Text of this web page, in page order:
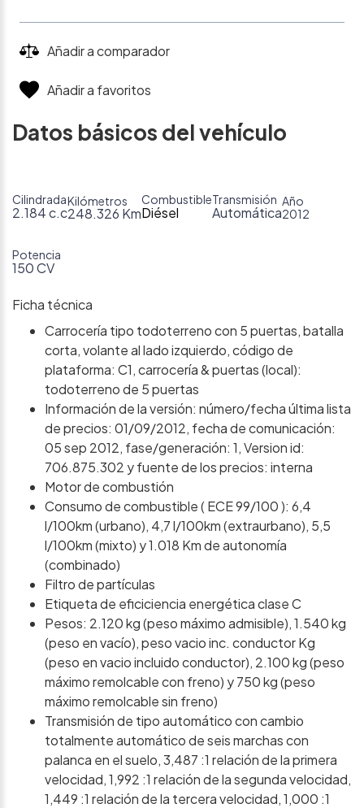
Añadir a comparador
Añadir a favoritos
Datos básicos del vehículo
Cilindrada
2.184 c.c
Kilómetros
248.326 Km
Combustible
Diésel
Transmisión
Automática
Año
2012
Potencia
150 CV
Ficha técnica
Carrocería tipo todoterreno con 5 puertas, batalla
corta, volante al lado izquierdo, código de
plataforma: C1, carrocería & puertas (local):
todoterreno de 5 puertas
Información de la versión: número/fecha última lista
de precios: 01/09/2012, fecha de comunicación:
05 sep 2012, fase/generación: 1, Version id:
706.875.302 y fuente de los precios: interna
Motor de combustión
Consumo de combustible ( ECE 99/100 ): 6,4
l/100km (urbano), 4,7 l/100km (extraurbano), 5,5
l/100km (mixto) y 1.018 Km de autonomía
(combinado)
Filtro de partículas
Etiqueta de eficiciencia energética clase C
Pesos: 2.120 kg (peso máximo admisible), 1.540 kg
(peso en vacío), peso vacio inc. conductor Kg
(peso en vacio incluido conductor), 2.100 kg (peso
máximo remolcable con freno) y 750 kg (peso
máximo remolcable sin freno)
Transmisión de tipo automático con cambio
totalmente automático de seis marchas con
palanca en el suelo, 3,487 :1 relación de la primera
velocidad, 1,992 :1 relación de la segunda velocidad,
1,449 :1 relación de la tercera velocidad, 1,000 :1